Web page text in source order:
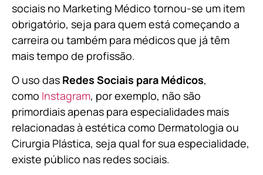
sociais no Marketing Médico tornou-se um item
obrigatório, seja para quem está começando a
carreira ou também para médicos que já têm
mais tempo de profissão.
O uso das Redes Sociais para Médicos,
como Instagram, por exemplo, não são
primordiais apenas para especialidades mais
relacionadas à estética como Dermatologia ou
Cirurgia Plástica, seja qual for sua especialidade,
existe público nas redes sociais.